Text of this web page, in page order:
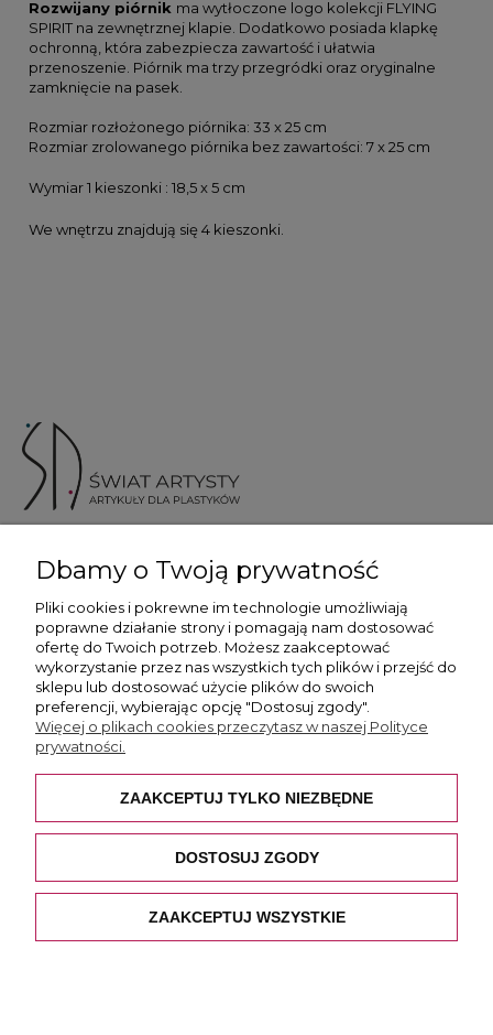
Rozwijany piórnik ma wytłoczone logo kolekcji FLYING
SPIRIT na zewnętrznej klapie. Dodatkowo posiada klapkę
ochronną, która zabezpiecza zawartość i ułatwia
przenoszenie. Piórnik ma trzy przegródki oraz oryginalne
zamknięcie na pasek.
Rozmiar rozłożonego piórnika: 33 x 25 cm
Rozmiar zrolowanego piórnika bez zawartości: 7 x 25 cm
Wymiar 1 kieszonki : 18,5 x 5 cm
We wnętrzu znajdują się 4 kieszonki.
Więcej informacji
Płatność i dostawa
Pomoc
O nas
Dbamy o Twoją prywatność
Pliki cookies i pokrewne im technologie umożliwiają
poprawne działanie strony i pomagają nam dostosować
ofertę do Twoich potrzeb. Możesz zaakceptować
wykorzystanie przez nas wszystkich tych plików i przejść do
sklepu lub dostosować użycie plików do swoich
preferencji, wybierając opcję "Dostosuj zgody".
Więcej o plikach cookies przeczytasz w naszej Polityce
prywatności.
ZAAKCEPTUJ TYLKO NIEZBĘDNE
DOSTOSUJ ZGODY
ZAAKCEPTUJ WSZYSTKIE